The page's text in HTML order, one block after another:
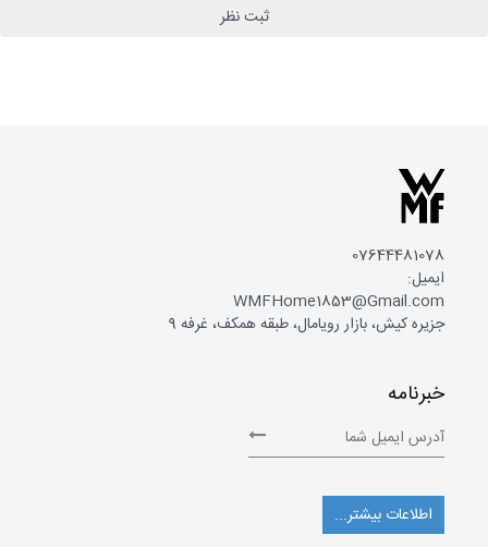
07644481078
ایمیل:
WMFHome1853@Gmail.com
جزیره کیش، بازار رویامال، طبقه همکف، غرفه 9
خبرنامه
اطلاعات بیشتر...